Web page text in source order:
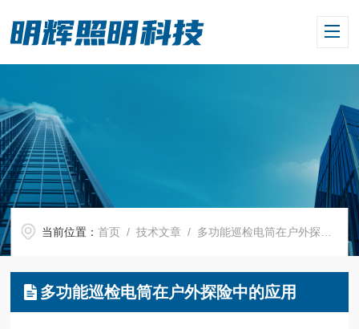
当前位置：首页 /技术文章 / 多功能巡检电筒在户外探险中的应用
多功能巡检电筒在户外探险中的应用